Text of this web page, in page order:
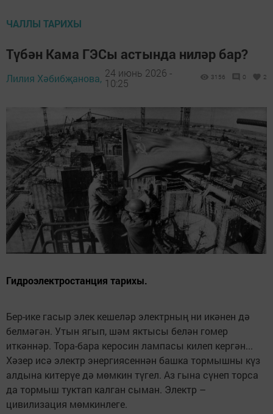
ЧАЛЛЫ ТАРИХЫ
Түбән Кама ГЭСы астында ниләр бар?
Лилия Хәбибҗанова, 24 июнь 2026 -
10:25
3156 0 2
Гидроэлектростанция тарихы.
Бер-ике гасыр элек кешеләр электрның ни икәнен дә
белмәгән. Утын ягып, шәм яктысы белән гомер
иткәннәр. Тора-бара керосин лампасы килеп кергән...
Хәзер исә электр энергиясеннән башка тормышны күз
алдына китерүе дә мөмкин түгел. Аз гына сүнеп торса
да тормыш туктап калган сыман. Электр –
цивилизация мөмкинлеге.